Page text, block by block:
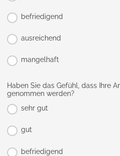
befriedigend
ausreichend
mangelhaft
Haben Sie das Gefühl, dass Ihre
genommen werden?
sehr gut
gut
befriedigend